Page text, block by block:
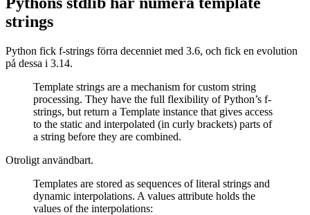
strings
Python fick f-strings förra decenniet med 3.6, och fick en evolution
på dessa i 3.14.
Template strings are a mechanism for custom string
processing. They have the full flexibility of Python’s f-
strings, but return a Template instance that gives access
to the static and interpolated (in curly brackets) parts of
a string before they are combined.
Otroligt användbart.
Templates are stored as sequences of literal strings and
dynamic interpolations. A values attribute holds the
values of the interpolations: